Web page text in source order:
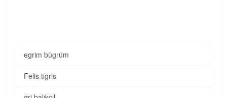
egrim bügrüm
Felis tigris